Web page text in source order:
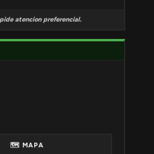
atencion preferencial.
🗺 MAPA